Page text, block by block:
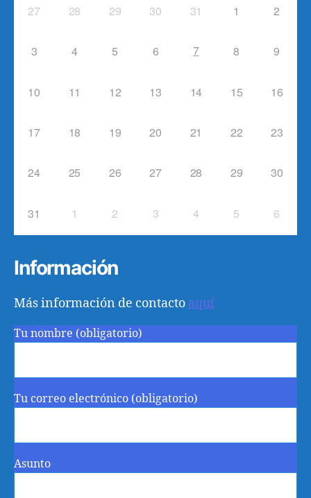
27 28 29 30 31 1 2
3 4 5 6 7 8 9
10 11 12 13 14 15 16
17 18 19 20 21 22 23
24 25 26 27 28 29 30
31 1 2 3 4 5 6
Información
Más información de contacto aquí
Tu nombre (obligatorio)
Tu correo electrónico (obligatorio)
Asunto